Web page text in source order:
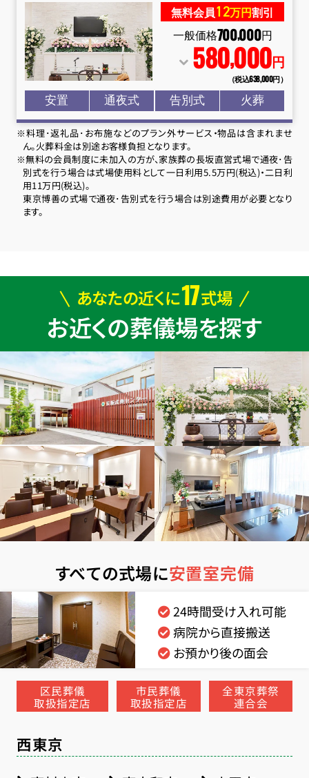
無料会員12万円割引
一般価格700,000円
580,000円
（税込638,000円）
安置 通夜式 告別式 火葬
※料理･返礼品･お布施などのプラン外サービス・物品は含まれませ
ん。火葬料金は別途お客様負担となります。
※無料の会員制度に未加入の方が、家族葬の長坂直営式場で通夜･告
別式を行う場合は式場使用料として一日利用5.5万円(税込)・二日利
用11万円(税込)。
東京博善の式場で通夜･告別式を行う場合は別途費用が必要となり
ます。
あなたの近くに17式場
お近くの葬儀場を探す
すべての式場に安置室完備
24時間受け入れ可能
病院から直接搬送
お預かり後の面会
区民葬儀
取扱指定店
市民葬儀
取扱指定店
全東京葬祭
連合会
西東京